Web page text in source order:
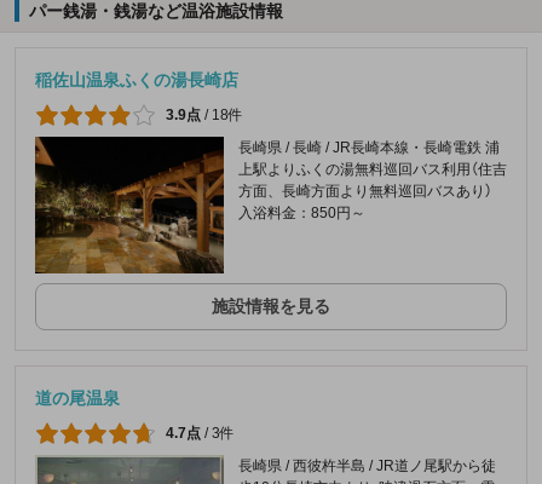
パー銭湯・銭湯など温浴施設情報
稲佐山温泉ふくの湯長崎店
3.9点 / 18件
長崎県 / 長崎 / JR長崎本線・長崎電鉄 浦
上駅よりふくの湯無料巡回バス利用（住吉
方面、長崎方面より無料巡回バスあり）
入浴料金：850円～
施設情報を見る
道の尾温泉
4.7点 /3件
長崎県 / 西彼杵半島 / JR道ノ尾駅から徒